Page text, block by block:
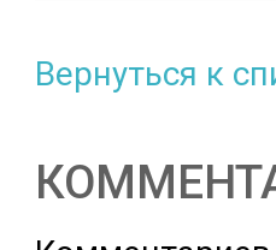
Вернуться к